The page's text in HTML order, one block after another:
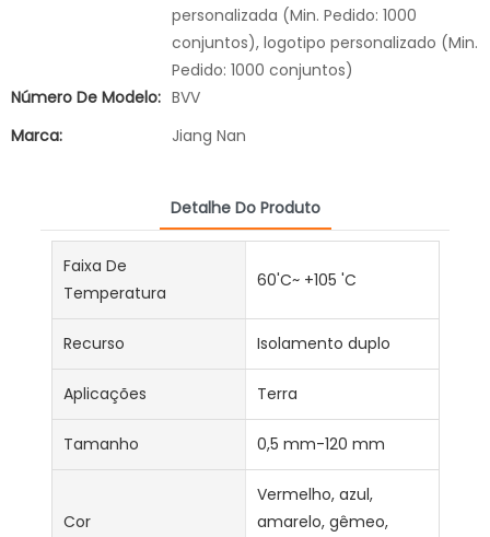
personalizada (Min. Pedido: 1000
conjuntos), logotipo personalizado (Min.
Pedido: 1000 conjuntos)
Número De Modelo: BVV
Marca:
Jiang Nan
Detalhe Do Produto
Faixa De
Temperatura
60'C~ +105 'C
Recurso Isolamento duplo
Aplicações Terra
Tamanho 0,5 mm-120 mm
Cor
Vermelho, azul,
amarelo, gêmeo,